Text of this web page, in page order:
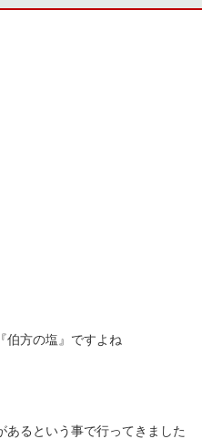
伯方の塩』ですよね
るという事で行ってきました